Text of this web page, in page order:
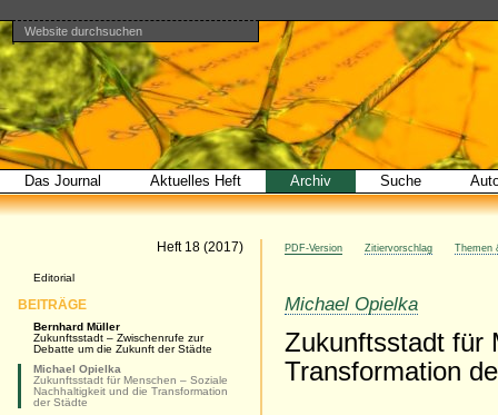
Direkt
zum
Inhalt
|
Direkt
zur
Navigation
Benutzerspezifische
Werkzeuge
Website durchsuchen
Erweiterte
Suche…
Bereiche
Das Journal Aktuelles Heft Archiv Suche
PDF-Version Zitiervorschlag Themen
Michael Opielka
Zukunftsstadt für
Transformation
Heft 18 (2017)
Editorial
BEITRÄGE
Bernhard Müller
Zukunftsstadt – Zwischenrufe zur
Debatte um die Zukunft der Städte
Michael Opielka
Zukunftsstadt für Menschen – Soziale
Nachhaltigkeit und die Transformation
der Städte